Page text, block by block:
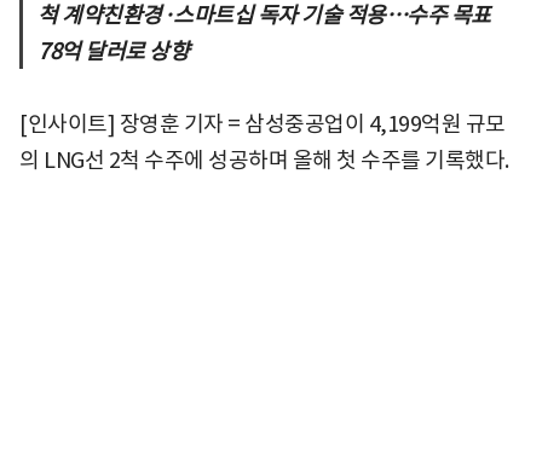
척 계약친환경·스마트십 독자 기술 적용…수주 목표
78억 달러로 상향
[인사이트] 장영훈 기자 = 삼성중공업이 4,199억원 규모
의 LNG선 2척 수주에 성공하며 올해 첫 수주를 기록했다.